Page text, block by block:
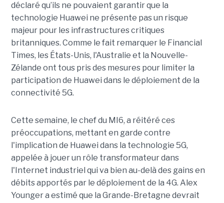
déclaré qu’ils ne pouvaient garantir que la
technologie Huawei ne présente pas un risque
majeur pour les infrastructures critiques
britanniques. Comme le fait remarquer le Financial
Times, les États-Unis, l'Australie et la Nouvelle-
Zélande ont tous pris des mesures pour limiter la
participation de Huawei dans le déploiement de la
connectivité 5G.
Cette semaine, le chef du MI6, a réitéré ces
préoccupations, mettant en garde contre
l'implication de Huawei dans la technologie 5G,
appelée à jouer un rôle transformateur dans
l'Internet industriel qui va bien au-delà des gains en
débits apportés par le déploiement de la 4G. Alex
Younger a estimé que la Grande-Bretagne devrait